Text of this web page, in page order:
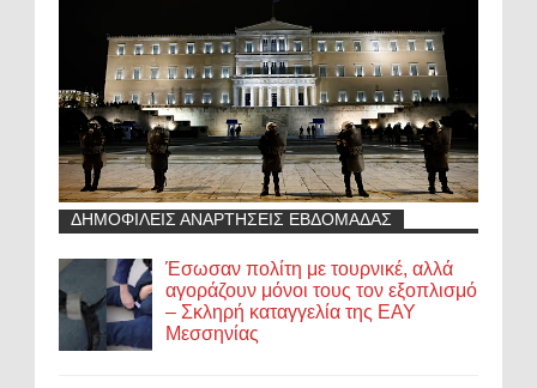
ΔΗΜΟΦΙΛΕΙΣ ΑΝΑΡΤΗΣΕΙΣ ΕΒΔΟΜΑΔΑΣ
Έσωσαν πολίτη με τουρνικέ, αλλά
αγοράζουν μόνοι τους τον εξοπλισμό
– Σκληρή καταγγελία της ΕΑΥ
Μεσσηνίας